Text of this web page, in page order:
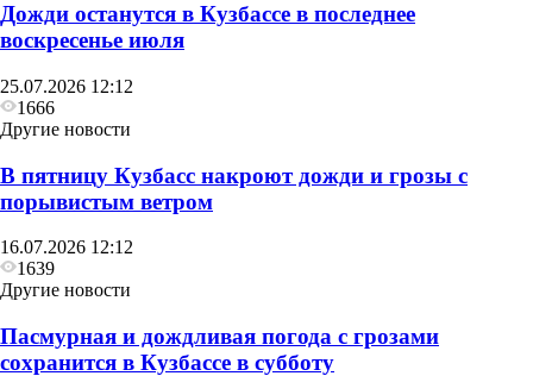
Дожди останутся в Кузбассе в последнее
воскресенье июля
25.07.2026 12:12
1666
Другие новости
В пятницу Кузбасс накроют дожди и грозы с
порывистым ветром
16.07.2026 12:12
1639
Другие новости
Пасмурная и дождливая погода с грозами
сохранится в Кузбассе в субботу